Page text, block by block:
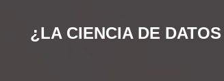
¿LA CIENCIA DE